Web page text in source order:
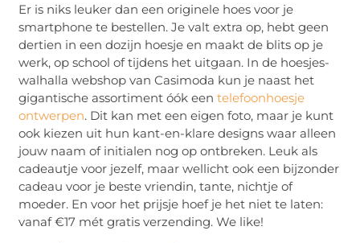
Er is niks leuker dan een originele hoes voor je
smartphone te bestellen. Je valt extra op, hebt geen
dertien in een dozijn hoesje en maakt de blits op je
werk, op school of tijdens het uitgaan. In de hoesjes-
walhalla webshop van Casimoda kun je naast het
gigantische assortiment óók eentelefoonhoesje
ontwerpen. Dit kan met een eigen foto, maar je kunt
ook kiezen uit hun kant-en-klare designs waar alleen
jouw naam of initialen nog op ontbreken. Leuk als
cadeautje voor jezelf, maar wellicht ook een bijzonder
cadeau voor je beste vriendin, tante, nichtje of
moeder. En voor het prijsje hoef je het niet te laten:
vanaf €17 mét gratis verzending. We like!